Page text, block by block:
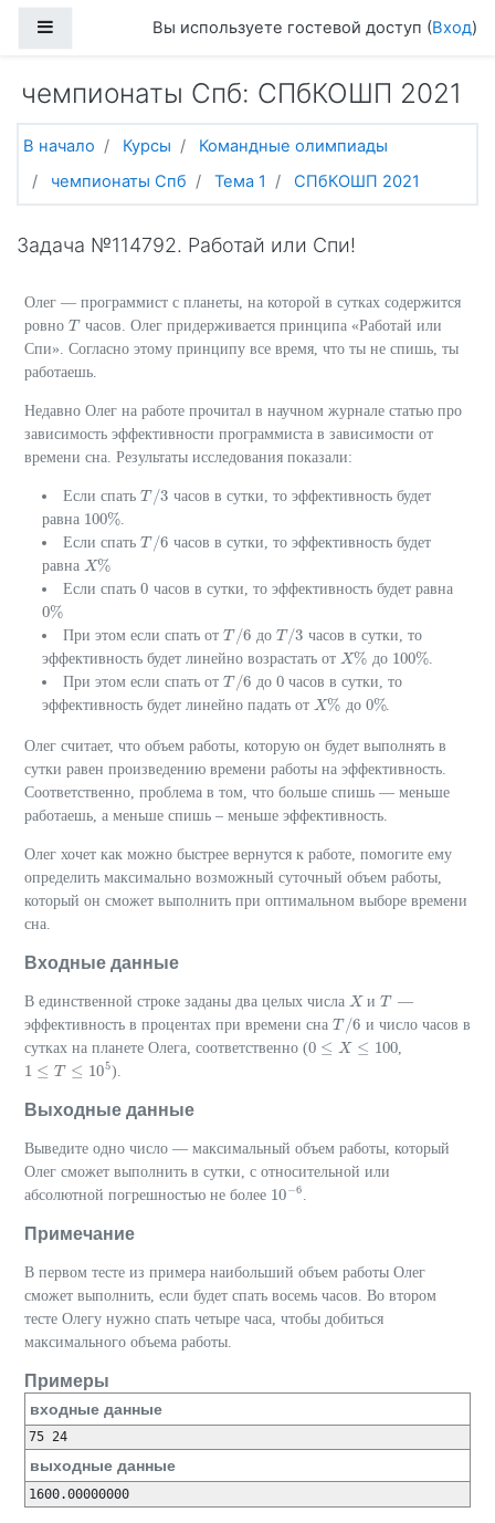
Боковая панельВы используете гостевой доступ (Вход)
чемпионаты Спб: СПбКОШП 2021
В начало Курсы
Командные олимпиады
чемпионаты Спб
Тема 1 СПбКОШП 2021
Задача №114792. Работай или Спи!
Олег — программист с планеты, на которой в сутках содержится
ровно T
T часов. Олег придерживается принципа «Работай или
Спи». Согласно этому принципу все время, что ты не спишь, ты
работаешь.
Недавно Олег на работе прочитал в научном журнале статью про
зависимость эффективности программиста в зависимости от
времени сна. Результаты исследования показали:
Если спать T /3
T/3
часов в сутки, то эффективность будет
равна 100%
100%.
Если спать T /6
T/6
часов в сутки, то эффективность будет
равна X%
X%
Если спать 0
0 часов в сутки, то эффективность будет равна
0%
0%
При этом если спать от T /6
T/6 до T /3
T/3
часов в сутки, то
эффективность будет линейно возрастать от X%
X% до 100%
100%.
При этом если спать от T /6
T/6 до 0
0 часов в сутки, то
эффективность будет линейно падать от X%
X% до 0%
0%.
Олег считает, что объем работы, которую он будет выполнять в
сутки равен произведению времени работы на эффективность.
Соответственно, проблема в том, что больше спишь — меньше
работаешь, а меньше спишь – меньше эффективность.
Олег хочет как можно быстрее вернутся к работе, помогите ему
определить максимально возможный суточный объем работы,
который он сможет выполнить при оптимальном выборе времени
сна.
Входные данные
В единственной строке заданы два целых числа X
XиT
T —
эффективность в процентах при времени сна T /6
T/6
и число часов в
сутках на планете Олега, соответственно (0 ≤ X ≤ 100
0 ≤X ≤100 ,
1 ≤ T ≤ 105
1 ≤T ≤105 ).
Выходные данные
Выведите одно число — максимальный объем работы, который
Олег сможет выполнить в сутки, с относительной или
абсолютной погрешностью не более 10−6
10−6.
Примечание
В первом тесте из примера наибольший объем работы Олег
сможет выполнить, если будет спать восемь часов. Во втором
тесте Олегу нужно спать четыре часа, чтобы добиться
максимального объема работы.
Примеры
входные данные
75 24
выходные данные
1600.00000000